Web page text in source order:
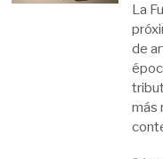
La
de
más